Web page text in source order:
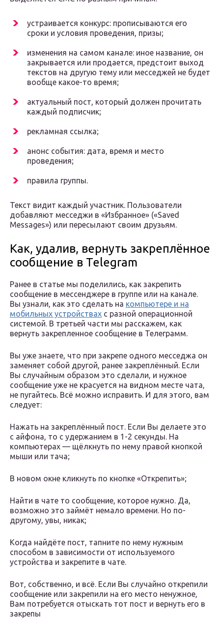
устраивается конкурс: прописываются его
сроки и условия проведения, призы;
изменения на самом канале: иное название, он
закрывается или продается, предстоит выход
текстов на другую тему или месседжей не будет
вообще какое-то время;
актуальный пост, который должен прочитать
каждый подписчик;
рекламная ссылка;
анонс события: дата, время и место
проведения;
правила группы.
Текст видит каждый участник. Пользователи
добавляют месседжи в «Избранное» («Saved
Messages») или пересылают своим друзьям.
Как, удалив, вернуть закреплённое
сообщение в Telegram
Ранее в статье мы поделились, как закрепить
сообщение в мессенджере в группе или на канале.
Вы узнали, как это сделать на компьютере и на
мобильных устройствах с разной операционной
системой. В третьей части мы расскажем, как
вернуть закрепленное сообщение в Телеграмм.
Вы уже знаете, что при закрепе одного месседжа он
заменяет собой другой, ранее закреплённый. Если
Вы случайным образом это сделали, и нужное
сообщение уже не красуется на видном месте чата,
не пугайтесь. Всё можно исправить. И для этого, вам
следует:
Нажать на закреплённый пост. Если Вы делаете это
с айфона, то с удержанием в 1-2 секунды. На
компьютерах — щёлкнуть по нему правой кнопкой
мыши или тача;
В новом окне кликнуть по кнопке «Открепить»;
Найти в чате то сообщение, которое нужно. Да,
возможно это займёт немало времени. Но по-
другому, увы, никак;
Когда найдёте пост, тапните по нему нужным
способом в зависимости от используемого
устройства и закрепите в чате.
Вот, собственно, и всё. Если Вы случайно открепили
сообщение или закрепили на его место ненужное,
Вам потребуется отыскать тот пост и вернуть его в
закрепы